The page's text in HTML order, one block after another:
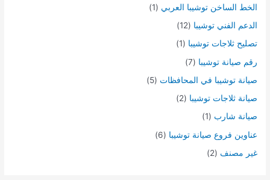
الخط الساخن توشيبا العربي (1)
الدعم الفني توشيبا (12)
تصليح ثلاجات توشيبا (1)
رقم صيانة توشيبا (7)
صيانة توشيبا في المحافظات (5)
صيانة ثلاجات توشيبا (2)
صيانة شارب (1)
عناوين فروع صيانة توشيبا (6)
غير مصنف (2)